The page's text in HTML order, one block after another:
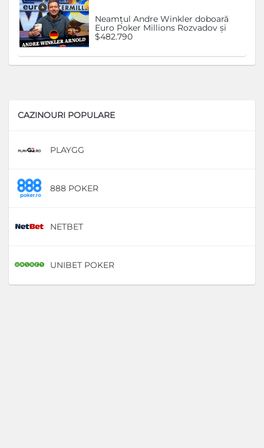
Neamțul Andre Winkler doboară
Euro Poker Millions Rozvadov și
$482.790
CAZINOURI POPULARE
PLAYGG
888 POKER
NETBET
UNIBET POKER